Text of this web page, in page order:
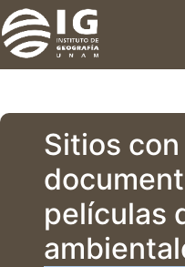
Sitios con
películas